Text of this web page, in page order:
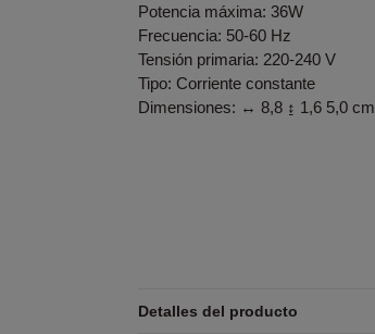
Potencia máxima: 36W
Frecuencia: 50-60 Hz
Tensión primaria: 220-240 V
Tipo: Corriente constante
Dimensiones: ↔ 8,8 ↨ 1,6 5,0 cm
Detalles del producto